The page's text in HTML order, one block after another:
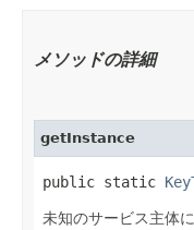
メソッドの詳細
getInstance
public static
未知のサービス主体